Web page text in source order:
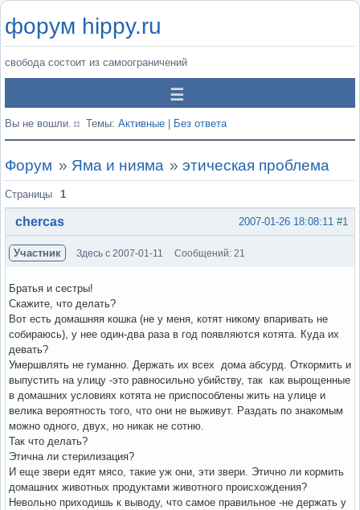
форум hippy.ru
свобода состоит из самоограничений
Вы не вошли. Темы: Активные Без ответа
Форум » Яма и нияма »этическая проблема
Страницы 1
#1
2007-01-26 18:08:11
chercas
Участник Здесь с 2007-01-11 Сообщений: 21
Братья и сестры!
Скажите, что делать?
Вот есть домашняя кошка (не у меня, котят никому впаривать не
собираюсь), у нее один-два раза в год появляются котята. Куда их
девать?
Умершвлять не гуманно. Держать их всех дома абсурд. Откормить и
выпустить на улицу -это равносильно убийству, так как вырощенные
в домашних условиях котята не приспособлены жить на улице и
велика вероятность того, что они не выживут. Раздать по знакомым
можно одного, двух, но никак не сотню.
Так что делать?
Этична ли стерилизация?
И еще звери едят мясо, такие уж они, эти звери. Этично ли кормить
домашних животных продуктами животного происхождения?
Невольно приходишь к выводу, что самое правильное -не держать у